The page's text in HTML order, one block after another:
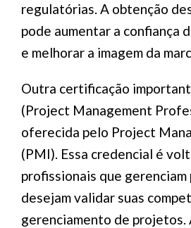
regulatórias. A obtenção
pode aumentar a confiança
e melhorar a imagem da
Outra certificação
(Project Management
oferecida pelo Project
(PMI). Essa credencial é
profissionais que
desejam validar suas
gerenciamento de projetos.